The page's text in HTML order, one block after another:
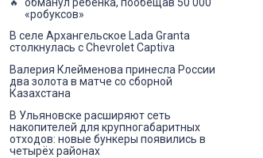
«робуксов»
В селе Архангельское Lada Granta
столкнулась с Chevrolet Captiva
Валерия Клейменова принесла России
два золота в матче со сборной
Казахстана
В Ульяновске расширяют сеть
накопителей для крупногабаритных
отходов: новые бункеры появились в
четырёх районах